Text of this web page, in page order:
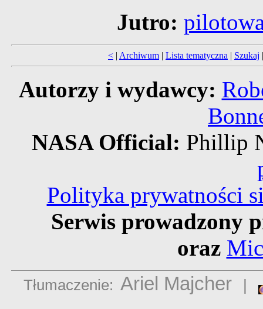
Jutro:
< | Archiwum | Lista tematyczna | Szukaj
Autorzy i wydawcy:
NASA Official: Phillip
Polityka prywatności
Serwis prowadzony
oraz
Tłumaczenie: Ariel Majcher |